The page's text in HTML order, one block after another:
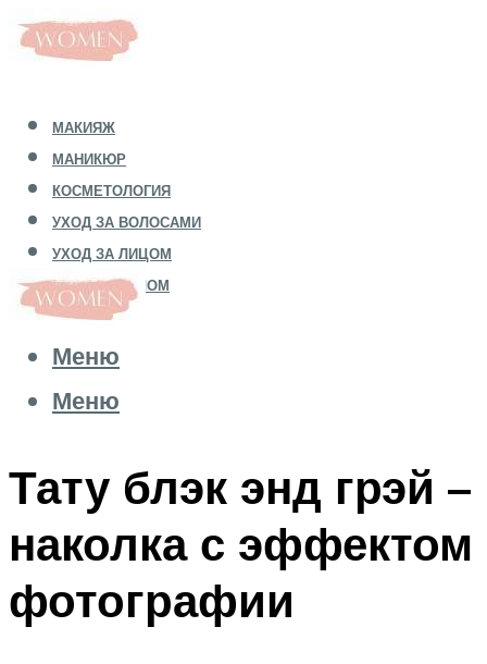
МАКИЯЖ
МАНИКЮР
КОСМЕТОЛОГИЯ
УХОД ЗА ВОЛОСАМИ
УХОД ЗА ЛИЦОМ
УХОД ЗА ТЕЛОМ
Меню
Меню
Тату блэк энд грэй –
наколка с эффектом
фотографии